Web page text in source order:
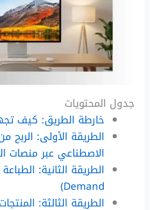
جدول المحتويات
خارطة الطريق: كيف
الطريقة الأولى: الربح
الاصطناعي عبر منصات
Demand)